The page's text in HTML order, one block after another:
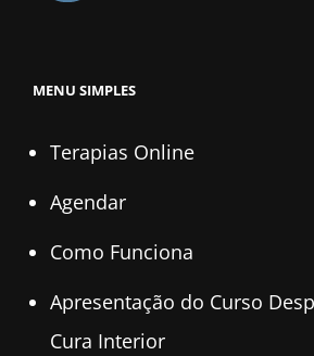
MENU SIMPLES
Terapias Online
Agendar
Como Funciona
Apresentação do Curso
Cura Interior